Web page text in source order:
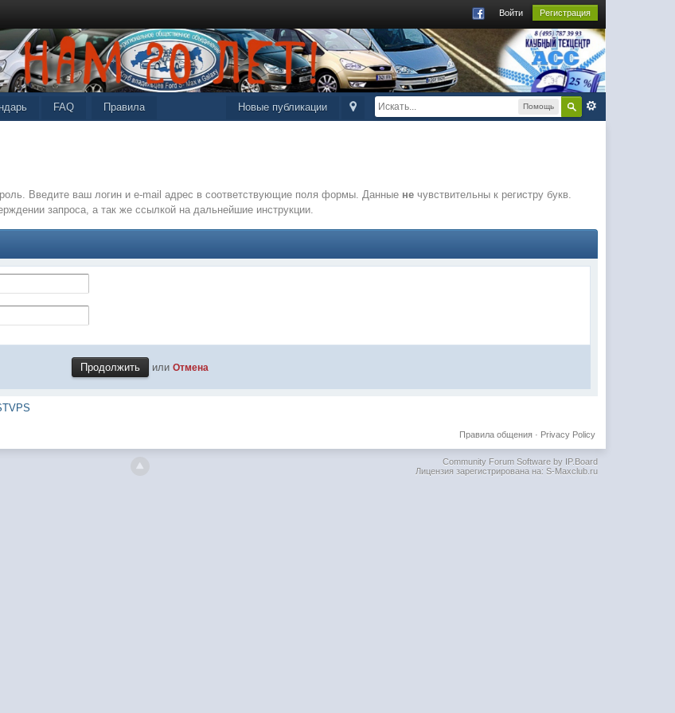
Войти Регистрация
Помощь
Новые публикации
FAQ Правила
Введите ваш логин и e-mail адрес в соответствующие поля формы. Данные не чувствительны к регистру букв.
запроса, а так же ссылкой на дальнейшие инструкции.
или Отмена
Privacy Policy
Правила общения·
Community Forum Software by IP.Board
Лицензия зарегистрирована на: S-Maxclub.ru